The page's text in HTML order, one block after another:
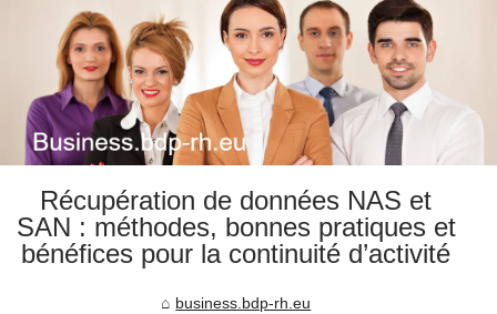
Récupération de données NAS et
SAN : méthodes, bonnes pratiques et
bénéfices pour la continuité d’activité
business.bdp-rh.eu